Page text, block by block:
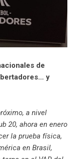
de
y
a nivel
20, ahora en enero
la prueba física,
en Brasil,